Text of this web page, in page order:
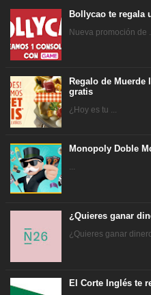
Bollycao te regala
Nueva promoción de ...
Regalo de
gratis
¿Hoy es tu ...
Monopoly Doble
¿Quieres ganar
¿Quieres ganar
El Corte Inglés te